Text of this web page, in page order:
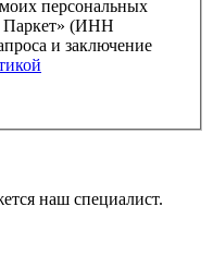
персональных
Паркет» (ИНН
наш специалист.